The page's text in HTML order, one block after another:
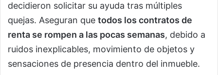
decidieron solicitar su ayuda tras múltiples
quejas. Aseguran que todos los contratos de
renta se rompen a las pocas semanas, debido a
ruidos inexplicables, movimiento de objetos y
sensaciones de presencia dentro del inmueble.